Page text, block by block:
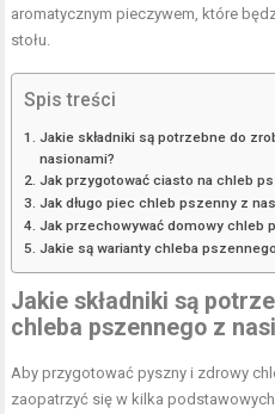
aromatycznym pieczywem, które
stołu.
Spis treści
Jakie składniki są potrzebne do
nasionami?
Jak przygotować ciasto na chleb
Jak długo piec chleb pszenny z
Jak przechowywać domowy chleb
Jakie są warianty chleba
Jakie składniki są
chleba pszennego z
Aby przygotować pyszny i zdrowy
zaopatrzyć się w kilka